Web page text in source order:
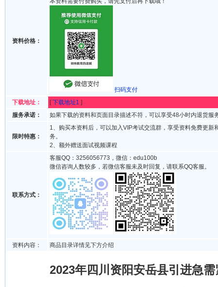
资料价格：
扫码支付
下载地址：
[下载地址1 ]
服务承诺：
如果下载的资料和页面目录描述不符，可以享受48小时内退货服
限时特惠：
1、购买本资料后，可以加入VIP考试交流群，享受资料免费更新
务。
2、额外赠送面试视频课程
联系方式：
客服QQ：3256056773，微信：edu100b
微信咨询人数较多，若微信客服未及时回复，请联系QQ客服。
资料内容： 商品目录详情见下方介绍
2023年四川资阳安岳县引进急